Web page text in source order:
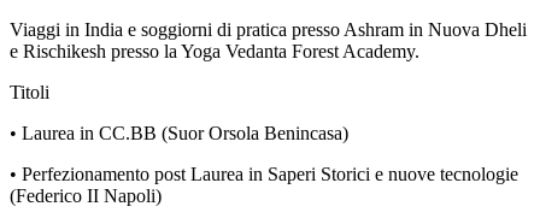
Viaggi in India e soggiorni di pratica presso Ashram in Nuova Dheli
e Rischikesh presso la Yoga Vedanta Forest Academy.
Titoli
• Laurea in CC.BB (Suor Orsola Benincasa)
• Perfezionamento post Laurea in Saperi Storici e nuove tecnologie
(Federico II Napoli)